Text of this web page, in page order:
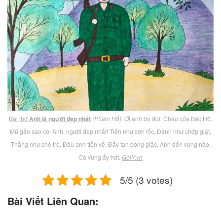
Bài thơ Anh là người đẹp nhất (Phạm Hổ): Ơi anh bộ đội, Cháu của Bác Hồ,
Mũ gắn sao cờ, Anh, người đẹp nhất! Tiến như cơn lốc, Đánh như chớp giật,
Thắng như chẻ tre, Đâu anh tiến về, Đẩy tan bóng giặc, Anh đến vùng nào,
Cả vùng ấy hát. GoiY.vn
5/5 (3 votes)
Bài Viết Liên Quan: